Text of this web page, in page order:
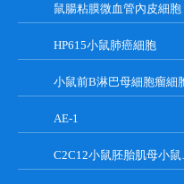
鼠腸粘膜微血管內皮細胞
HP615小鼠肺癌細胞
小鼠前B淋巴母細胞瘤細
AE-1